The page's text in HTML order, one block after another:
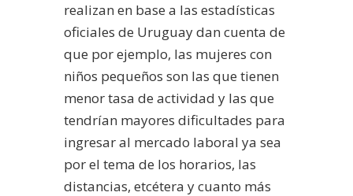
realizan en base a las estadísticas
oficiales de Uruguay dan cuenta de
que por ejemplo, las mujeres con
niños pequeños son las que tienen
menor tasa de actividad y las que
tendrían mayores dificultades para
ingresar al mercado laboral ya sea
por el tema de los horarios, las
distancias, etcétera y cuanto más